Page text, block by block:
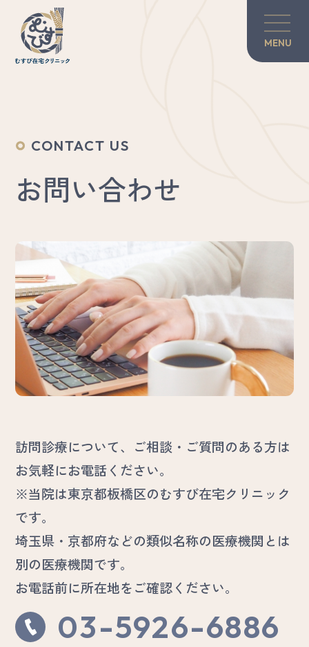
お問い合わせ
医師×歯科医師の力
MENU
CONTACT US
お問い合わせ
訪問診療について、ご相談・ご質問のある方は
お気軽にお電話ください。
※当院は東京都板橋区のむすび在宅クリニック
です。
埼玉県・京都府などの類似名称の医療機関とは
別の医療機関です。
お電話前に所在地をご確認ください。
03-5926-6886